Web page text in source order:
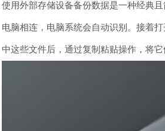
使用外部存储设备备份数据是一种经典
电脑相连，电脑系统会自动识别。接着
中这些文件后，通过复制粘贴操作，将